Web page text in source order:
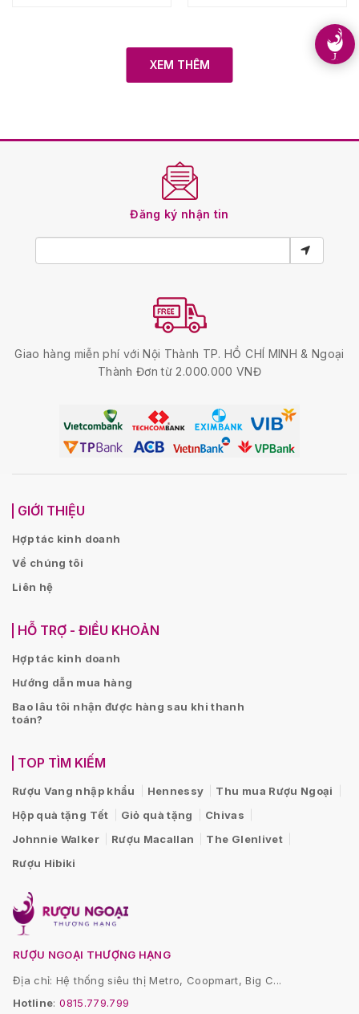
XEM THÊM
Đăng ký nhận tin
Giao hàng miễn phí với Nội Thành TP. HỒ CHÍ MINH & Ngoại
Thành Đơn từ 2.000.000 VNĐ
GIỚI THIỆU
Hợp tác kinh doanh
Về chúng tôi
Liên hệ
HỖ TRỢ - ĐIỀU KHOẢN
Hợp tác kinh doanh
Hướng dẫn mua hàng
Bao lâu tôi nhận được hàng sau khi thanh
toán?
TOP TÌM KIẾM
Rượu Vang nhập khẩu Hennessy
Thu mua Rượu Ngoại
Hộp quà tặng Tết
Giỏ quà tặng
Chivas
Johnnie Walker
Rượu Macallan
The Glenlivet
Rượu Hibiki
RƯỢU NGOẠI THƯỢNG HẠNG
Địa chỉ: Hệ thống siêu thị Metro, Coopmart, Big C...
Hotline:0815.779.799